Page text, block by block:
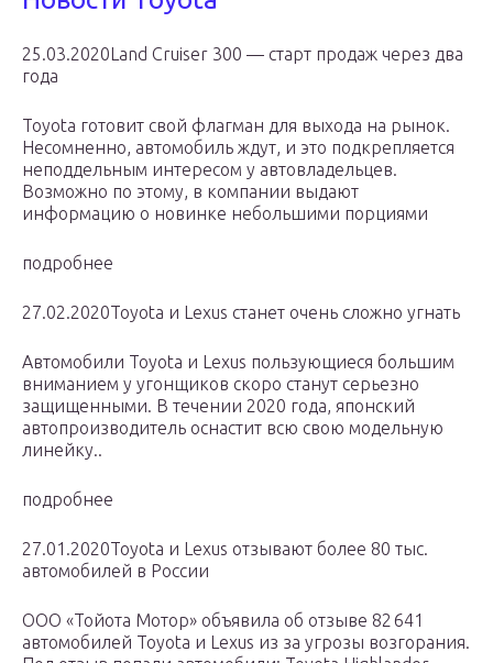
25.03.2020Land Cruiser 300 — старт продаж через два
года
Toyota готовит свой флагман для выхода на рынок.
Несомненно, автомобиль ждут, и это подкрепляется
неподдельным интересом у автовладельцев.
Возможно по этому, в компании выдают
информацию о новинке небольшими порциями
подробнее
27.02.2020Toyota и Lexus станет очень сложно угнать
Автомобили Toyota и Lexus пользующиеся большим
вниманием у угонщиков скоро станут серьезно
защищенными. В течении 2020 года, японский
автопроизводитель оснастит всю свою модельную
линейку..
подробнее
27.01.2020Toyota и Lexus отзывают более 80 тыс.
автомобилей в России
ООО «Тойота Мотор» объявила об отзыве 82 641
автомобилей Toyota и Lexus из за угрозы возгорания.